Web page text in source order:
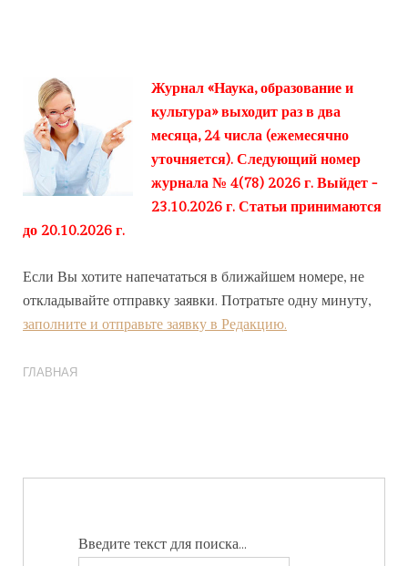
Журнал «Наука, образование и
культура» выходит раз в два
месяца, 24 числа (ежемесячно
уточняется). Следующий номер
журнала № 4(78) 2026 г. Выйдет -
23.10.2026 г. Статьи принимаются
до 20.10.2026 г.
Если Вы хотите напечататься в ближайшем номере, не
откладывайте отправку заявки. Потратьте одну минуту,
заполните и отправьте заявку в Редакцию.
ГЛАВНАЯ
Введите текст для поиска...